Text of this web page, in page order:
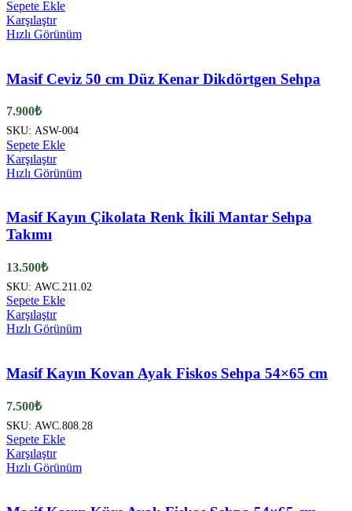
Sepete Ekle
Karşılaştır
Hızlı Görünüm
Masif Ceviz 50 cm Düz Kenar Dikdörtgen Sehpa
7.900₺
SKU: ASW-004
Sepete Ekle
Karşılaştır
Hızlı Görünüm
Masif Kayın Çikolata Renk İkili Mantar Sehpa
Takımı
13.500₺
SKU: AWC.211.02
Sepete Ekle
Karşılaştır
Hızlı Görünüm
Masif Kayın Kovan Ayak Fiskos Sehpa 54×65 cm
7.500₺
SKU: AWC.808.28
Sepete Ekle
Karşılaştır
Hızlı Görünüm